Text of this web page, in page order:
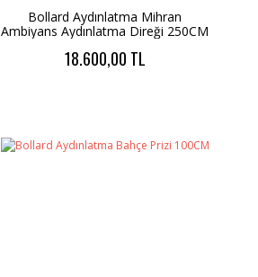
Bollard Aydınlatma Mihran
Ambiyans Aydınlatma Direği 250CM
18.600,00 TL